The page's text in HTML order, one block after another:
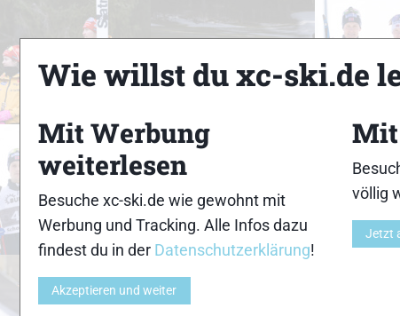
7 8 9
Wie willst du xc-ski.de
Mit Werbung
weiterlesen
Besuche xc-ski.de wie gewohnt mit
Werbung und Tracking. Alle Infos dazu
findest du in der Datenschutzerklärung!
Akzeptieren und weiter
Mit
völlig
Jetzt